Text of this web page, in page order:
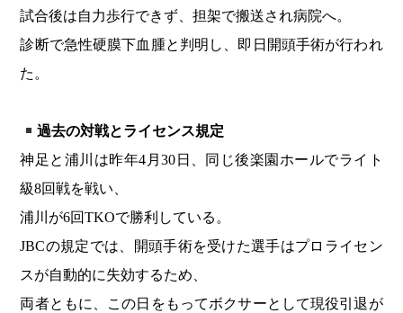
試合後は自力歩行できず、担架で搬送され病院へ。
診断で急性硬膜下血腫と判明し、即日開頭手術が行われ
た。
過去の対戦とライセンス規定
神足と浦川は昨年4月30日、同じ後楽園ホールでライト
級8回戦を戦い、
浦川が6回TKOで勝利している。
JBCの規定では、開頭手術を受けた選手はプロライセン
スが自動的に失効するため、
両者ともに、この日をもってボクサーとして現役引退が